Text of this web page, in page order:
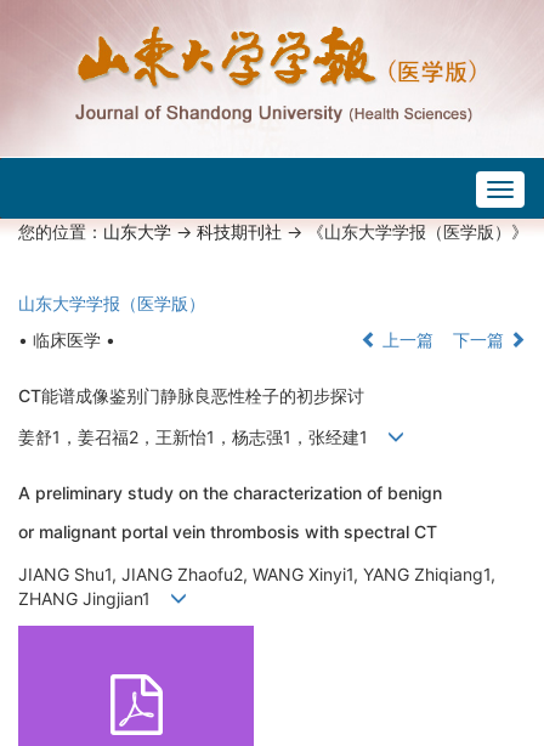
您的位置：山东大学->科技期刊社-> 《山东大学学报（医学版）》
山东大学学报（医学版）
• 临床医学 •
上一篇 下一篇
CT能谱成像鉴别门静脉良恶性栓子的初步探讨
姜舒1，姜召福2，王新怡1，杨志强1，张经建1
A preliminary study on the characterization of benign
or malignant portal vein thrombosis with spectral CT
JIANG Shu1, JIANG Zhaofu2, WANG Xinyi1, YANG Zhiqiang1,
ZHANG Jingjian1